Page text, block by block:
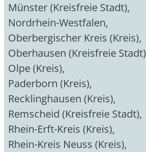
Münster (Kreisfreie Stadt),
Nordrhein-Westfalen,
Oberbergischer Kreis (Kreis),
Oberhausen (Kreisfreie Stadt)
Olpe (Kreis),
Paderborn (Kreis),
Recklinghausen (Kreis),
Remscheid (Kreisfreie Stadt),
Rhein-Erft-Kreis (Kreis),
Rhein-Kreis Neuss (Kreis),